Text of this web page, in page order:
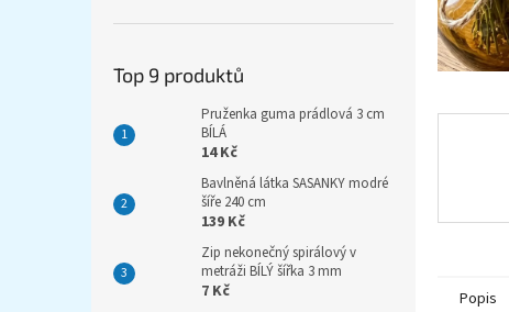
Top 9 produktů
Pruženka guma prádlová 3 cm
BÍLÁ
14 Kč
Bavlněná látka SASANKY modré
šíře 240 cm
139 Kč
Zip nekonečný spirálový v
metráži BÍLÝ šířka 3 mm
7 Kč Popis